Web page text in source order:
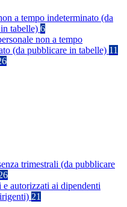
a tempo indeterminato (da
tabelle) 6
non a tempo
(da pubblicare in tabelle) 11
trimestrali (da pubblicare
autorizzati ai dipendenti
21